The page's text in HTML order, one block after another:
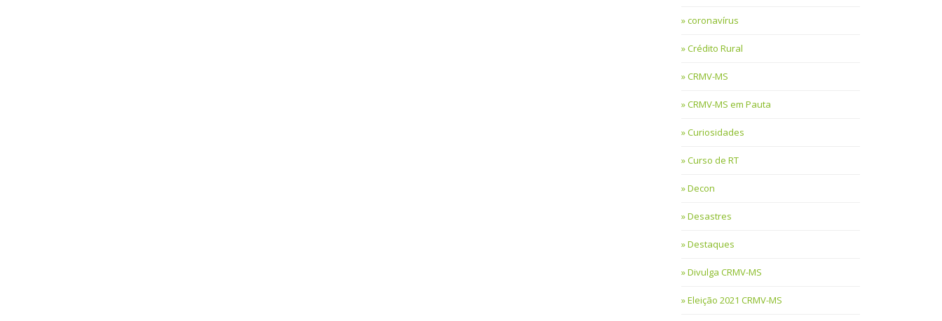
coronavírus
Crédito Rural
CRMV-MS
CRMV-MS em Pauta
Curiosidades
Curso de RT
Decon
Desastres
Destaques
Divulga CRMV-MS
Eleição 2021 CRMV-MS